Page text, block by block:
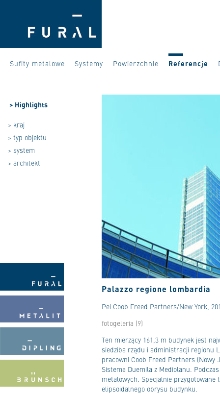
Sufity metalowe Systemy Powierzchnie Referencje
> Highlights
> kraj
> typ objektu
> system
> architekt
Palazzo regione lombardia
Pei Coob Freed Partners/New York,
fotogeleria (9)
Ten mierzący 161,3 m budynek jest
siedziba rządu i administracji regionu
pracowni Coob Freed Partners
Sistema Duemila z Mediolanu.
metalowych. Specjalnie przygotowane
elipsoidalnego obrysu budynku.